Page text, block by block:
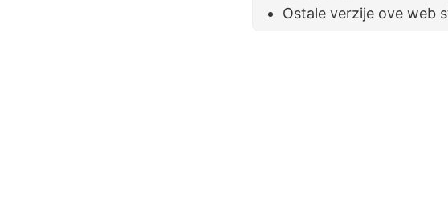
Ostale verzije ove web